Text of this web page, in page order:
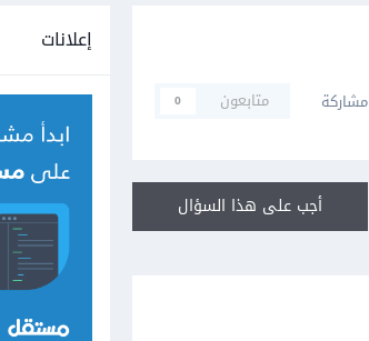
مشاركة متابعون 0
أجب على هذا السؤال
إعلانات